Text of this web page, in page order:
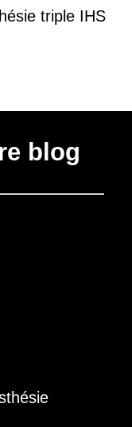
triple IHS
blog